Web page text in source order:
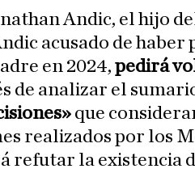
Andic, el hijo
acusado de
en 2024, pedirá
de analizar el
que
realizados por los
refutar la existencia